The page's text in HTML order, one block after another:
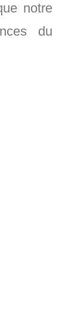
notre
du